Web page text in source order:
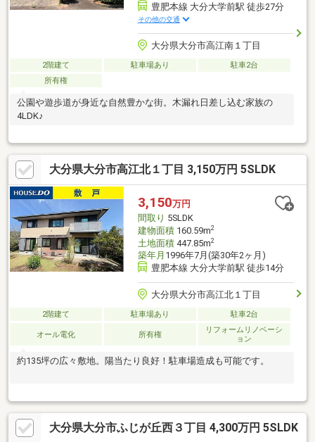
豊肥本線 大分大学前駅 徒歩27分
その他の交通
大分県大分市高江南１丁目
2階建て 駐車場あり
駐車2台
所有権
公園や遊歩道が身近な自然豊かな街。木漏れ日差し込む家族の
4LDK♪
大分県大分市高江北１丁目 3,150万円 5SLDK
3,150万円
間取り 5SLDK
建物面積160.59m2
土地面積447.85m2
築年月 1996年7月(築30年2ヶ月)
豊肥本線 大分大学前駅 徒歩14分
大分県大分市高江北１丁目
2階建て 駐車場あり 駐車2台
オール電化 所有権
リフォームリノベーシ
ョン
約135坪の広々敷地。陽当たり良好！駐車場造成も可能です。
大分県大分市ふじが丘西３丁目 4,300万円 5SLDK